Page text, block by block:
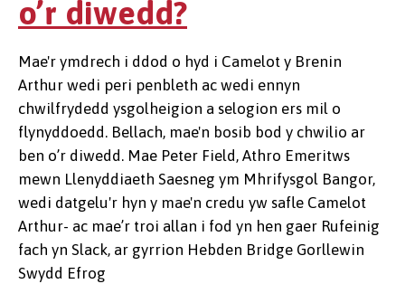
o’r diwedd?
Mae'r ymdrech i ddod o hyd i Camelot y Brenin
Arthur wedi peri penbleth ac wedi ennyn
chwilfrydedd ysgolheigion a selogion ers mil o
flynyddoedd. Bellach, mae'n bosib bod y chwilio ar
ben o’r diwedd. Mae Peter Field, Athro Emeritws
mewn Llenyddiaeth Saesneg ym Mhrifysgol Bangor,
wedi datgelu'r hyn y mae'n credu yw safle Camelot
Arthur- ac mae’r troi allan i fod yn hen gaer Rufeinig
fach yn Slack, ar gyrrion Hebden Bridge Gorllewin
Swydd Efrog